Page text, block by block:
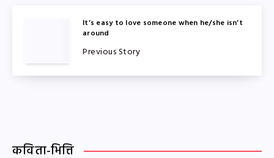
It’s easy to love someone when he/she isn’t
around
Previous Story
कविता-भित्ति